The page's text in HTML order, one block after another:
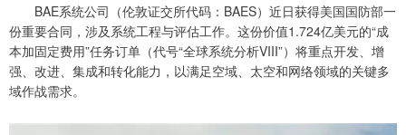
BAE系统公司（伦敦证交所代码：BAES）近日获得美国国防部一
份重要合同，涉及系统工程与评估工作。这份价值1.724亿美元的“成
本加固定费用”任务订单（代号“全球系统分析VIII”）将重点开发、增
强、改进、集成和转化能力，以满足空域、太空和网络领域的关键多
域作战需求。